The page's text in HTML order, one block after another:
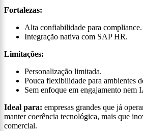
Fortalezas:
Alta confiabilidade para compliance.
Integração nativa com SAP HR.
Limitações:
Personalização limitada.
Pouca flexibilidade para ambientes
Sem enfoque em engajamento nem
Ideal para: empresas grandes que já
manter coerência tecnológica, mais que
comercial.